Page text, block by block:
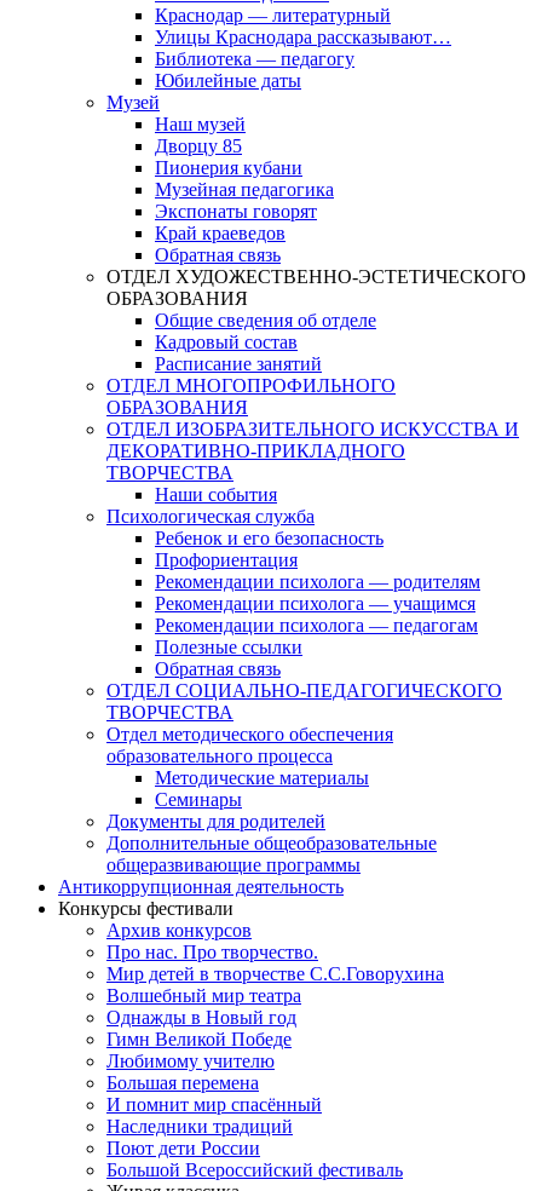
Краснодар — литературный
Улицы Краснодара рассказывают…
Библиотека — педагогу
Юбилейные даты
Музей
Наш музей
Дворцу 85
Пионерия кубани
Музейная педагогика
Экспонаты говорят
Край краеведов
Обратная связь
ОТДЕЛ ХУДОЖЕСТВЕННО-ЭСТЕТИЧЕСКОГО
ОБРАЗОВАНИЯ
Общие сведения об отделе
Кадровый состав
Расписание занятий
ОТДЕЛ МНОГОПРОФИЛЬНОГО
ОБРАЗОВАНИЯ
ОТДЕЛ ИЗОБРАЗИТЕЛЬНОГО ИСКУССТВА И
ДЕКОРАТИВНО-ПРИКЛАДНОГО
ТВОРЧЕСТВА
Наши события
Психологическая служба
Ребенок и его безопасность
Профориентация
Рекомендации психолога — родителям
Рекомендации психолога — учащимся
Рекомендации психолога — педагогам
Полезные ссылки
Обратная связь
ОТДЕЛ СОЦИАЛЬНО-ПЕДАГОГИЧЕСКОГО
ТВОРЧЕСТВА
Отдел методического обеспечения
образовательного процесса
Методические материалы
Семинары
Документы для родителей
Дополнительные общеобразовательные
общеразвивающие программы
Антикоррупционная деятельность
Конкурсы фестивали
Архив конкурсов
Про нас. Про творчество.
Мир детей в творчестве С.С.Говорухина
Волшебный мир театра
Однажды в Новый год
Гимн Великой Победе
Любимому учителю
Большая перемена
И помнит мир спасённый
Наследники традиций
Поют дети России
Большой Всероссийский фестиваль